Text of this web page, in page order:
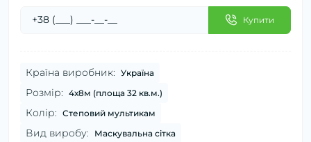
Купити
Країна виробник: Україна
Розмір: 4х8м (площа 32 кв.м.)
Колір: Степовий мультикам
Вид виробу: Маскувальна сітка